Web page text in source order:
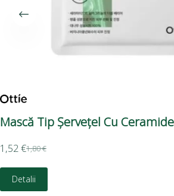
Mască Tip Șervețel Cu
1,80€
1,52€
Detalii